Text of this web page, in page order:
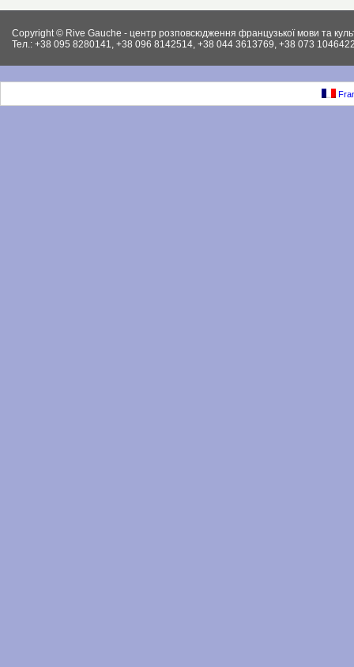
педагогічного процесу! І як
результат – вільне володіння
працюємо на результат, а не на
кількість пройдених сторінок у
Крім того, Рів Гош пропонує
Вашому підприємстві:
контрактів, укладання
документації, ведення
конференцій, маркетинг,
як і елементи права
господарське та інших.).
Copyright © Rive Gauche - центр розповсюдження французької мови та
Тел.: +38 095 8280141, +38 096 8142514, +38 044 3613769, +38 073